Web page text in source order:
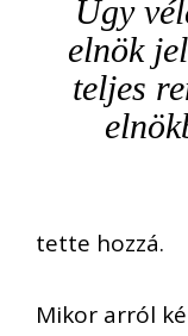
Úgy
elnök
teljes
tette hozzá.
Mikor arról